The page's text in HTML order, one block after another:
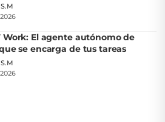
Work: El agente autónomo de
se encarga de tus tareas